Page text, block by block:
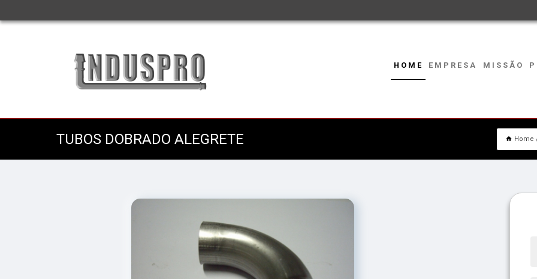
HOME EMPRESA MISSÃO
TUBOS DOBRADO ALEGRETE Home